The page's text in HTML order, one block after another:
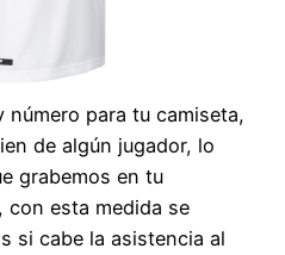
número para tu camiseta,
de algún jugador, lo
grabemos en tu
con esta medida se
si cabe la asistencia al